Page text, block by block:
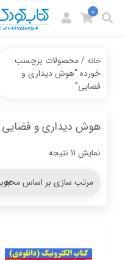
0
خانه/ محصولات برچسب
خورده “هوش دیداری و
فضایی”
هوش دیداری و فضایی
نمایش 11 نتیجه
Sorted
popularity